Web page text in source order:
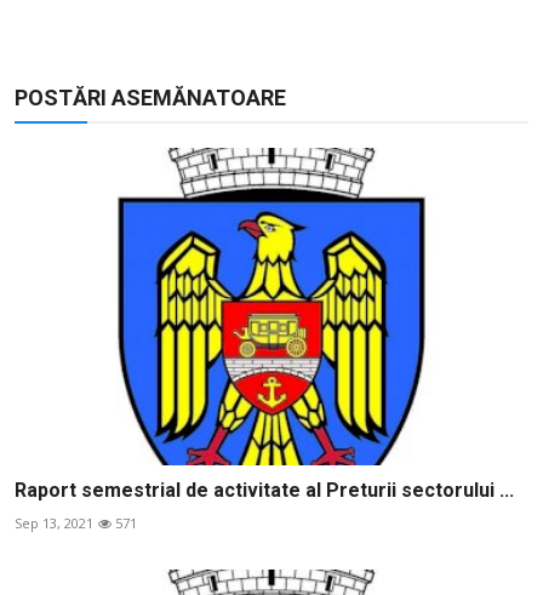
POSTĂRI ASEMĂNATOARE
Raport semestrial de activitate al Preturii sectorului ...
Sep 13, 2021 571